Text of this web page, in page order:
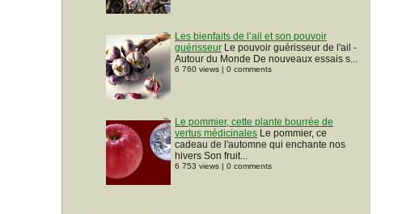
Les bienfaits de l’ail et son pouvoir
guérisseur Le pouvoir guérisseur de l'ail -
Autour du Monde De nouveaux essais s...
6 760 views | 0 comments
Le pommier, cette plante bourrée de
vertus médicinales Le pommier, ce
cadeau de l'automne qui enchante nos
hivers Son fruit...
6 753 views | 0 comments